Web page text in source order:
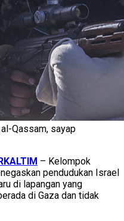
Qassam, sayap
– Kelompok
pendudukan Israel
di lapangan yang
di Gaza dan tidak